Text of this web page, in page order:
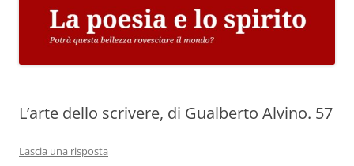
L’arte dello scrivere, di Gualberto Alvino. 57
Lascia una risposta